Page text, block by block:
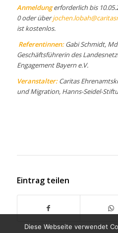
Anmeldungerforderlich bis
0 oder über
ist kostenlos.
Referentinnen:Gabi Schmidt,
Geschäftsführerin des
Engagement Bayern e.V.
Veranstalter:Caritas
und Migration, Hanns-Seidel-
Eintrag teilen
Diese Webseite verwendet